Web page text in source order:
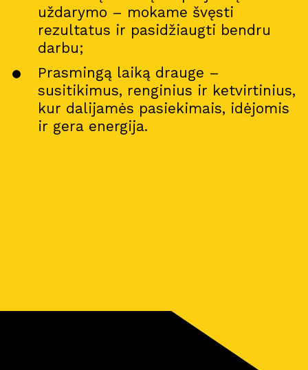
Projektai
Apie
uždarymo – mokame švęsti
rezultatus ir pasidžiaugti bendru
darbu;
Prasmingą laiką drauge –
susitikimus, renginius ir ketvirtinius,
kur dalijamės pasiekimais, idėjomis
ir gera energija.